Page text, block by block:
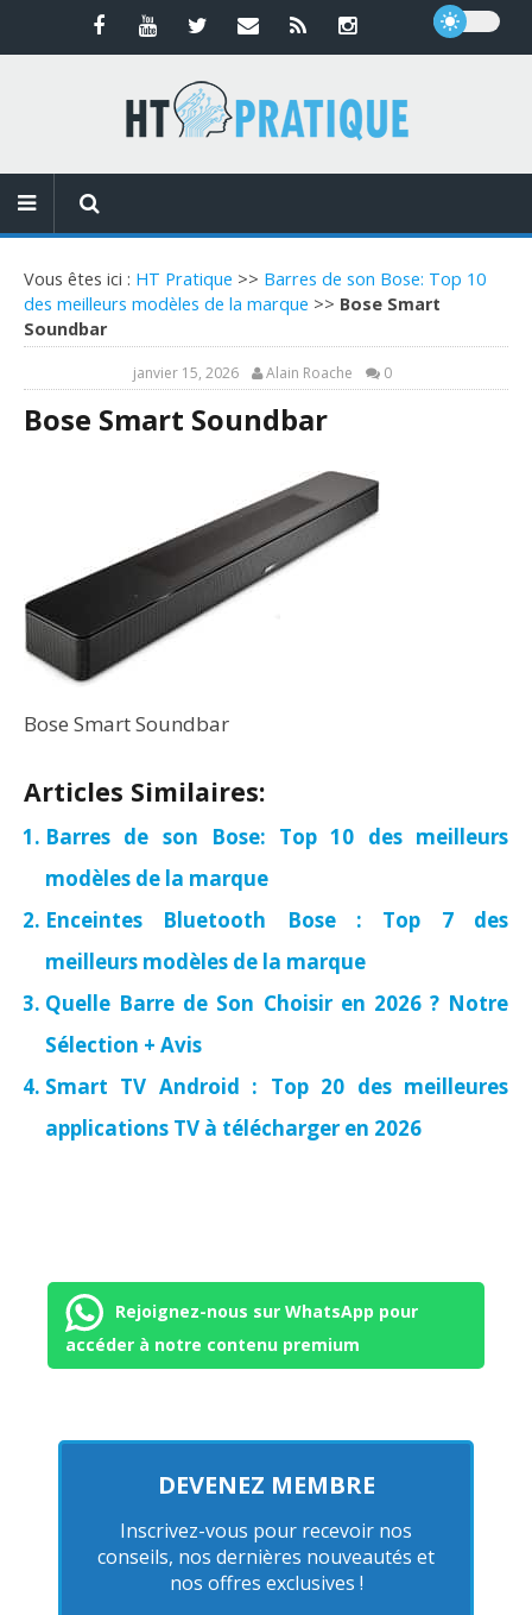
Vous êtes ici : HT Pratique >> Barres de son Bose: Top 10
des meilleurs modèles de la marque >> Bose Smart
Soundbar
janvier 15, 2026 Alain Roache 0
Bose Smart Soundbar
Bose Smart Soundbar
Articles Similaires:
Barres de son Bose: Top 10 des meilleurs
modèles de la marque
Enceintes Bluetooth Bose : Top 7 des
meilleurs modèles de la marque
Quelle Barre de Son Choisir en 2026 ? Notre
Sélection + Avis
Smart TV Android : Top 20 des meilleures
applications TV à télécharger en 2026
Rejoignez-nous sur WhatsApp pour
accéder à notre contenu premium
DEVENEZ MEMBRE
Inscrivez-vous pour recevoir nos
conseils, nos dernières nouveautés et
nos offres exclusives !